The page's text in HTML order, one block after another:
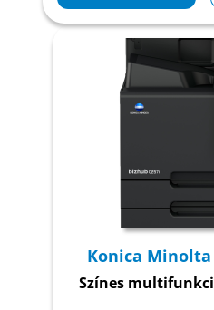
Konica Minolta
Színes